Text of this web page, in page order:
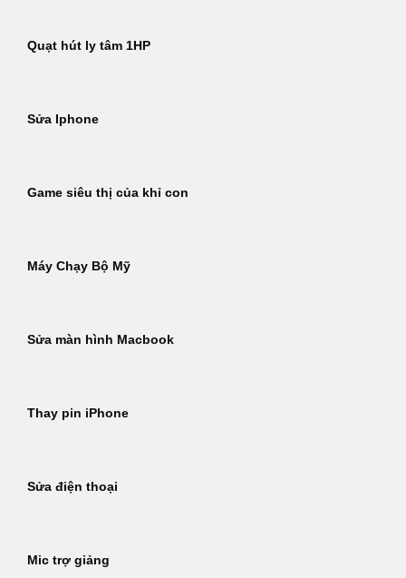
Quạt hút ly tâm 1HP
Sửa Iphone
Game siêu thị của khỉ con
Máy Chạy Bộ Mỹ
Sửa màn hình Macbook
Thay pin iPhone
Sửa điện thoại
Mic trợ giảng